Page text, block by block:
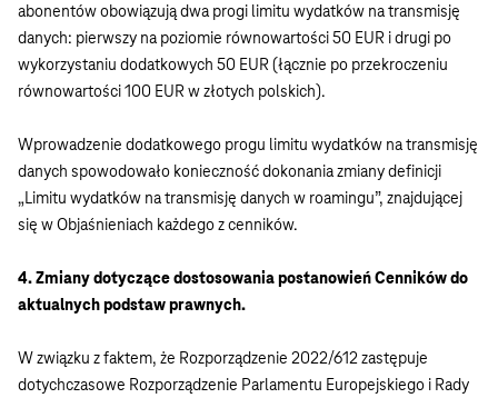
abonentów obowiązują dwa progi limitu wydatków na transmisję
danych: pierwszy na poziomie równowartości 50 EUR i drugi po
wykorzystaniu dodatkowych 50 EUR (łącznie po przekroczeniu
równowartości 100 EUR w złotych polskich).
Wprowadzenie dodatkowego progu limitu wydatków na transmisję
danych spowodowało konieczność dokonania zmiany definicji
„Limitu wydatków na transmisję danych w roamingu”, znajdującej
się w Objaśnieniach każdego z cenników.
4. Zmiany dotyczące dostosowania postanowień Cenników do
aktualnych podstaw prawnych.
W związku z faktem, że Rozporządzenie 2022/612 zastępuje
dotychczasowe Rozporządzenie Parlamentu Europejskiego i Rady